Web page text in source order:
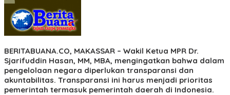
BERITABUANA.CO, MAKASSAR – Wakil Ketua MPR Dr.
Sjarifuddin Hasan, MM, MBA, mengingatkan bahwa dalam
pengelolaan negara diperlukan transparansi dan
akuntabilitas. Transparansi ini harus menjadi prioritas
pemerintah termasuk pemerintah daerah di Indonesia.